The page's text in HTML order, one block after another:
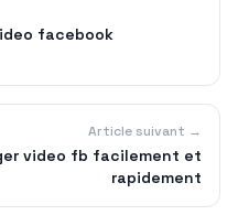
facebook
Article suivant →
video fb facilement et
rapidement